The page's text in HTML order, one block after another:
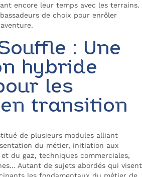
encore leur temps avec les terrains.
de choix pour enrôler
: Une
hybride
les
transition
de plusieurs modules alliant
du métier, initiation aux
du gaz, techniques commerciales,
Autant de sujets abordés qui visent